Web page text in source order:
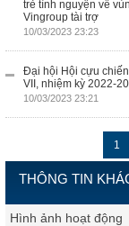
trẻ tình nguyện về
Vingroup tài trợ
10/03/2023 23:23
Đại hội Hội cựu
VII, nhiệm kỳ 2022-
10/03/2023 23:21
1
THÔNG TIN
Hình ảnh hoạt động